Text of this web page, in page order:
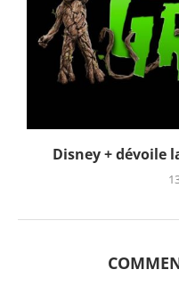
Disney + dévoile